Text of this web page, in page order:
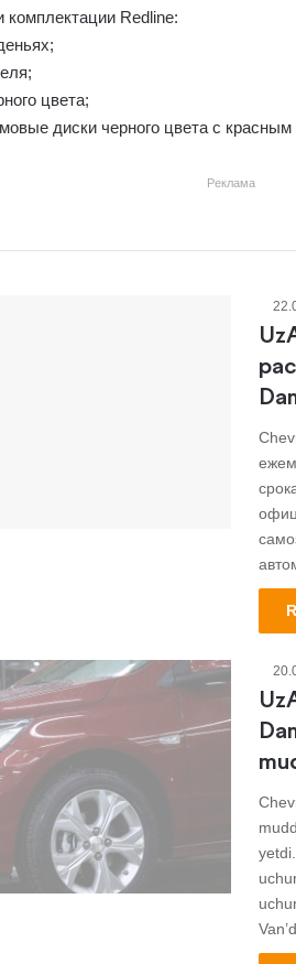
Redline:
цвета;
диски черного цвета с красным
Реклама